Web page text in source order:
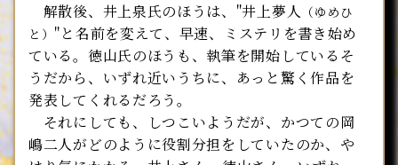
解散後、井上泉氏のほうは、"井上夢人 （ゆめひ
と） "と名前を変えて、早速、ミステリを書き始め
ている。徳山氏のほうも、執筆を開始しているそ
うだから、いずれ近いうちに、あっと驚く作品を
発表してくれるだろう。
それにしても、しつこいようだが、かつての岡
嶋二人がどのように役割分担をしていたのか、や